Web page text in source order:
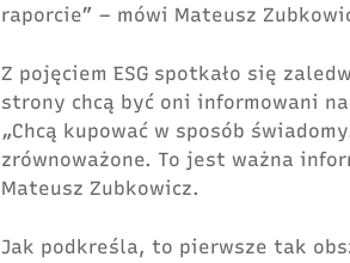
raporcie” – mówi Mateusz
Z pojęciem ESG spotkało się
strony chcą być oni informowani
„Chcą kupować w sposób ś
zrównoważone. To jest ważna
Mateusz Zubkowicz.
Jak podkreśla, to pierwsze tak